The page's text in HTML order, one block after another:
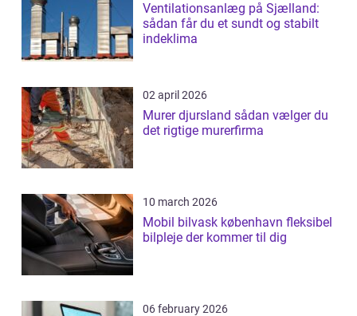
Ventilationsanlæg på Sjælland:
sådan får du et sundt og stabilt
indeklima
02 april 2026
Murer djursland sådan vælger du
det rigtige murerfirma
10 march 2026
Mobil bilvask københavn fleksibel
bilpleje der kommer til dig
06 february 2026